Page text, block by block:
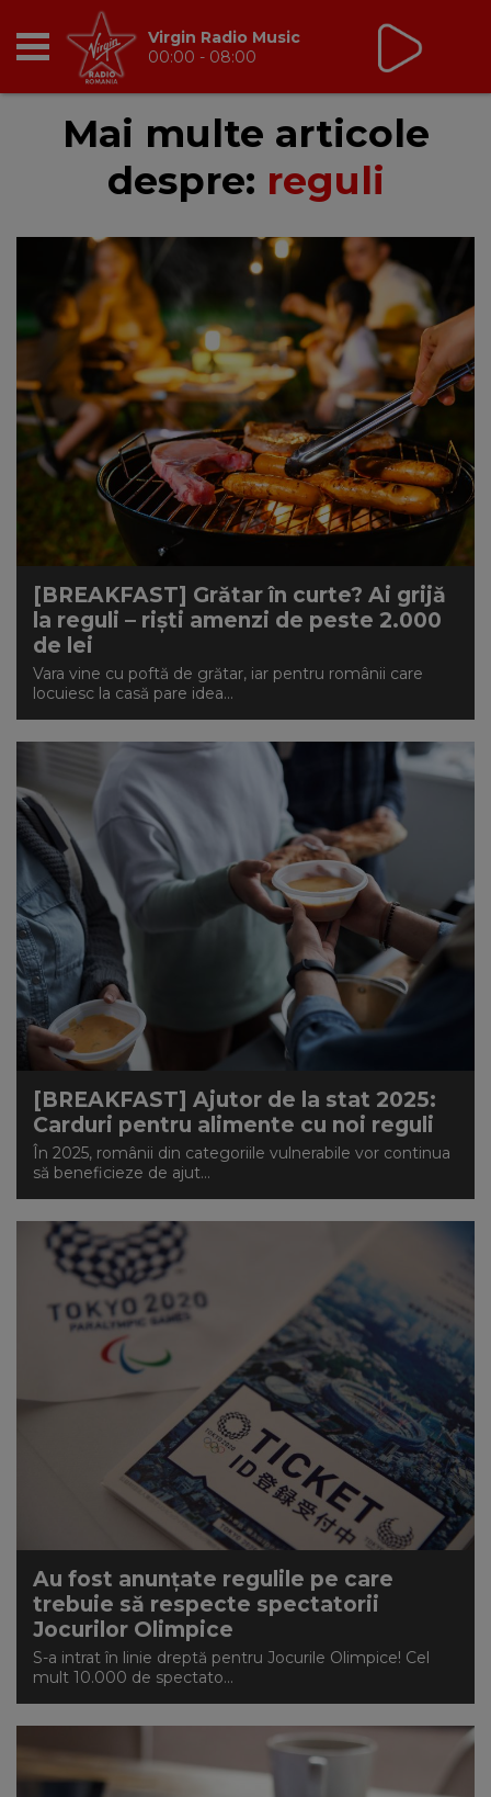
RADIO
BREAKFAST
TIC TALK
CÂȘTIGĂ
HOT 30
DANCEFLOOR CHART
RADIO ACADEMY
CONTUL MEU
Virgin Radio Music
00:00 - 08:00
Mai multe articole
despre: reguli
[BREAKFAST] Grătar în curte? Ai grijă
la reguli – riști amenzi de peste 2.000
de lei
Vara vine cu poftă de grătar, iar pentru românii care
locuiesc la casă pare idea...
[BREAKFAST] Ajutor de la stat 2025:
Carduri pentru alimente cu noi reguli
În 2025, românii din categoriile vulnerabile vor continua
să beneficieze de ajut...
Au fost anunțate regulile pe care
trebuie să respecte spectatorii
Jocurilor Olimpice
S-a intrat în linie dreptă pentru Jocurile Olimpice! Cel
mult 10.000 de spectato...